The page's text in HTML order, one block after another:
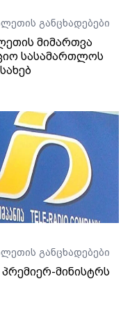
განცხადებები
მიმართვა
სასამართლოს
განცხადებები
მინისტრს